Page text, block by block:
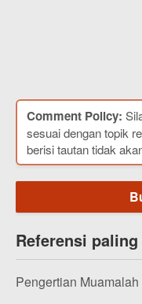
Comment Policy:
sesuai dengan topik
berisi tautan tidak
Referensi
Pengertian